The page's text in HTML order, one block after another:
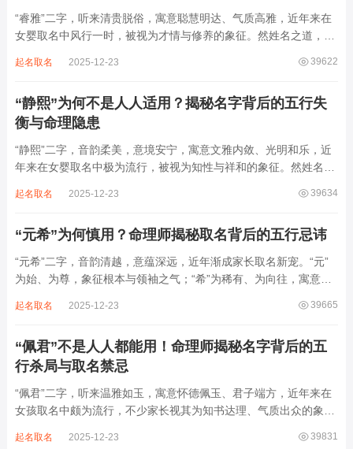
“睿雅”二字，听来清贵脱俗，寓意聪慧明达、气质高雅，近年来在
女婴取名中风行一时，被视为才情与修养的象征。然姓名之道，贵
增心力。细察“睿雅”之局，实藏金水成势、火土受制之患，若不顾
39622
起名取名 2025-12-23
“静熙”为何不是人人适用？揭秘名字背后的五行失
衡与命理隐患
“静熙”二字，音韵柔美，意境安宁，寓意文雅内敛、光明和乐，近
年来在女婴取名中极为流行，被视为知性与祥和的象征。然姓名命
象，实藏金水偏寒、火气受制之弊，若不顾八字强弱，盲目套用，
39634
起名取名 2025-12-23
“元希”为何慎用？命理师揭秘取名背后的五行忌讳
“元希”二字，音韵清越，意蕴深远，近年渐成家长取名新宠。“元”
为始、为尊，象征根本与领袖之气；“希”为稀有、为向往，寓意卓
象。然姓名非止文雅，实为命理气场之枢纽。一字之选，关乎运途
39665
起名取名 2025-12-23
“佩君”不是人人都能用！命理师揭秘名字背后的五
行杀局与取名禁忌
“佩君”二字，听来温雅如玉，寓意怀德佩玉、君子端方，近年来在
女孩取名中颇为流行，不少家长视其为知书达理、气质出众的象
察“佩君”之象，实藏金气过旺、木土受制之局，若不顾命主五行强
39831
起名取名 2025-12-23